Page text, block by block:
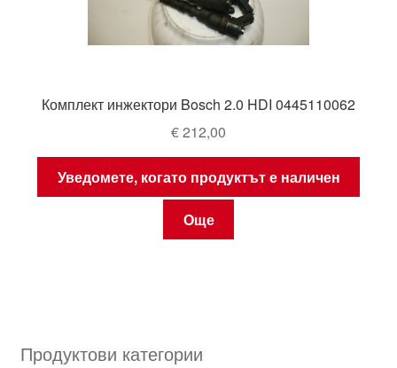
Комплект инжектори Bosch 2.0 HDI 0445110062
€212,00
Уведомете, когато продуктът е наличен
Още
Продуктови категории